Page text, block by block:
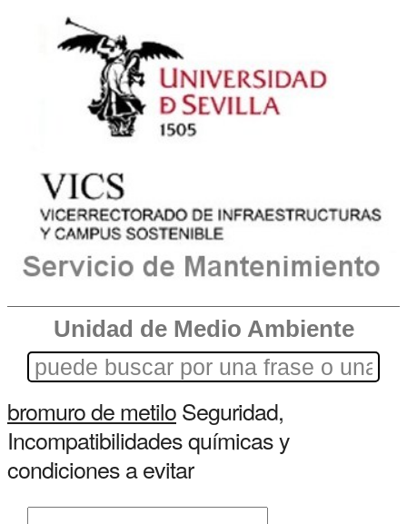
Unidad de Medio Ambiente
bromuro de metiloSeguridad,
Incompatibilidades químicas y
condiciones a evitar